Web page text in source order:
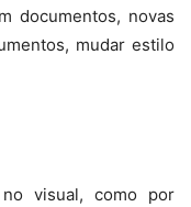
documentos, novas
mudar estilo
no visual, como por